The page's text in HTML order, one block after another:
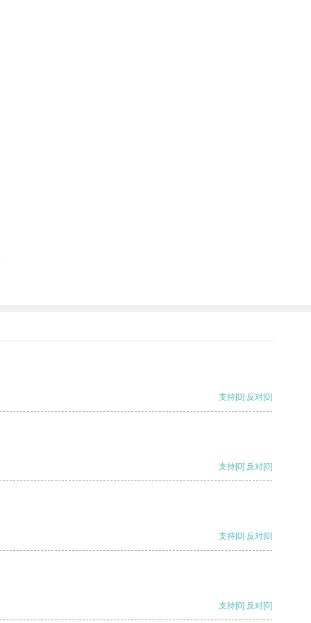
支持[0] 反对[0]
支持[0] 反对[0]
支持[0] 反对[0]
支持[0] 反对[0]